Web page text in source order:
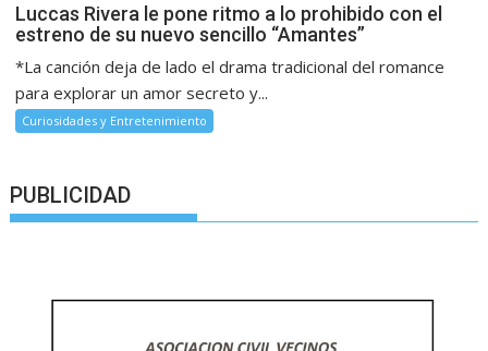
Luccas Rivera le pone ritmo a lo prohibido con el
estreno de su nuevo sencillo “Amantes”
*La canción deja de lado el drama tradicional del romance
para explorar un amor secreto y...
Curiosidades y Entretenimiento
PUBLICIDAD